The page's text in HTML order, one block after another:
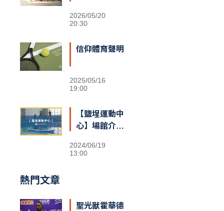
2026/05/20
20:30
信仰體育聲明
2025/05/16
19:00
【鹽埕運動中
心】場館介紹
2024/06/19
13:00
熱門文章
聖光獸霍華德